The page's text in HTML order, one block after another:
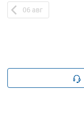
06 авг